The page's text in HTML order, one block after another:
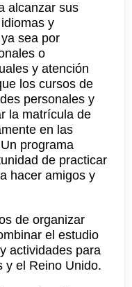
alcanzar sus
y
sea por
o
y atención
los cursos de
personales y
la matrícula de
en las
programa
de practicar
hacer amigos y
de organizar
el estudio
actividades para
y el Reino Unido.